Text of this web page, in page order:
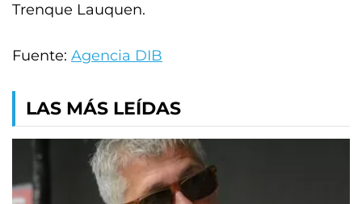
Trenque Lauquen.
Fuente: Agencia DIB
LAS MÁS LEÍDAS